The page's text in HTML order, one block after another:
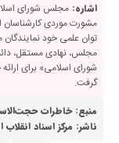
اشاره:مجلس شورای
مشورت موردی کارشناسان
مجلس، نهادی مستقل،
شورای اسلامی» برای
گرفت.
منبع: خاطرات
ناشر: مرکز اسناد انقلاب اسلامی،